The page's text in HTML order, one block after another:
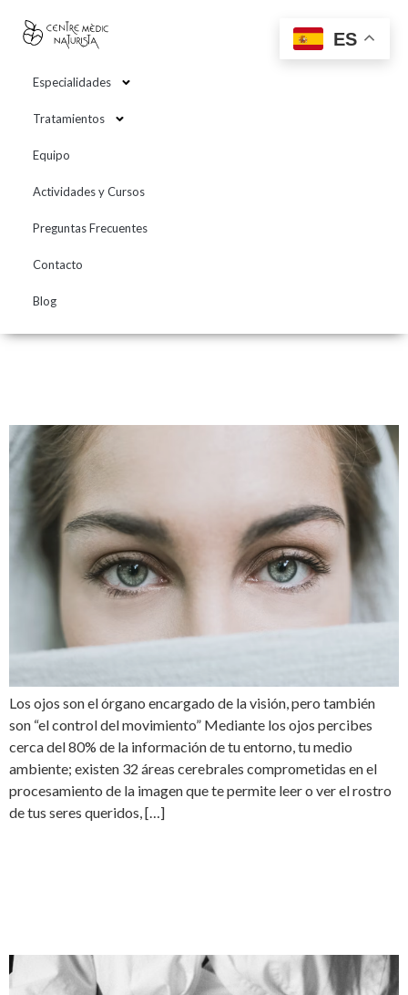
Especialidades
Tratamientos
Equipo
Actividades y Cursos
Preguntas Frecuentes
Contacto
Blog
Los ojos son el órgano encargado de la visión, pero también
son “el control del movimiento” Mediante los ojos percibes
cerca del 80% de la información de tu entorno, tu medio
ambiente; existen 32 áreas cerebrales comprometidas en el
procesamiento de la imagen que te permite leer o ver el rostro
de tus seres queridos, […]
ES